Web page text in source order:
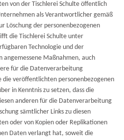
von der Tischlerei Schulte öffentlich
als Verantwortlicher gemäß
Löschung der personenbezogenen
die Tischlerei Schulte unter
Technologie und der
angemessene Maßnahmen, auch
für die Datenverarbeitung
veröffentlichten personenbezogenen
in Kenntnis zu setzen, dass die
anderen für die Datenverarbeitung
sämtlicher Links zu diesen
oder von Kopien oder Replikationen
Daten verlangt hat, soweit die